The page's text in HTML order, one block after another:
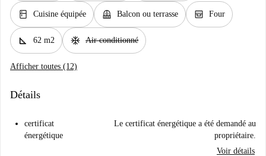
kitchen Cuisine équipée balcony Balcon ou terrasse oven_gen Four
square_foot 62 m2 ac_unit Air conditionné
Afficher toutes (12)
Détails
certificat
énergétique
Le certificat énergétique a été demandé au
propriétaire.
Voir détails